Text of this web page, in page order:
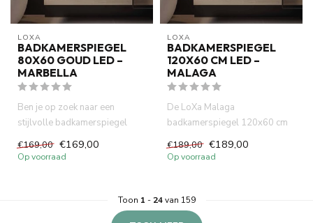
LOXA
BADKAMERSPIEGEL
80X60 GOUD LED –
MARBELLA
Ben je op zoek naar een
stijlvolle badkamerspiegel
80x60 cm? De LoXa Marbella
co...
€169,00 €169,00
Op voorraad
LOXA
BADKAMERSPIEGEL
120X60 CM LED –
MALAGA
De LoXa Malaga
badkamerspiegel 120x60 cm
combineert modern design met
dimbare LE...
€189,00 €189,00
Op voorraad
Toon 1 - 24van 159